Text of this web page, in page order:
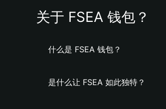
关于 FSEA 钱包？
什么是 FSEA 钱包？
是什么让 FSEA 如此独特？